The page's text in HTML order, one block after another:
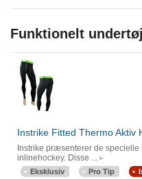
Funktionelt
Instrike Fitted Thermo Aktiv
Instrike præsenterer de specielle
inlinehockey. Disse ...
Eksklusiv Pro Tip